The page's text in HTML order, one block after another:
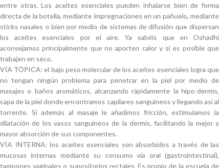
entre otras. Los aceites esenciales pueden inhalarse bien de forma
directa de la botella, mediante impregnaciones en un pañuelo, mediante
sticks nasales o bien por medio de sistemas de difusión que dispersan
los aceites esenciales por el aire. Ya sabéis que en Oshadhi
aconsejamos principalmente que no aporten calor y si es posible que
trabajen en seco.
VÍA TÓPICA: el bajo peso molecular de los aceites esenciales logra que
no tengan ningún problema para penetrar en la piel por medio de
masajes o baños aromáticos, alcanzando rápidamente la hipo-dermis,
capa de la piel donde encontramos capilares sanguíneos y llegando así al
torrente. Si además al masaje le añadimos fricción, estimulamos la
dilatación de los vasos sanguíneos de la dermis, facilitando la mejor y
mayor absorción de sus componentes.
VÍA INTERNA: los aceites esenciales son absorbidos a través de las
mucosas internas mediante su consumo vía oral (gastrointestinal),
tampones vaginales o supositorios rectales. Es propio de la escuela de